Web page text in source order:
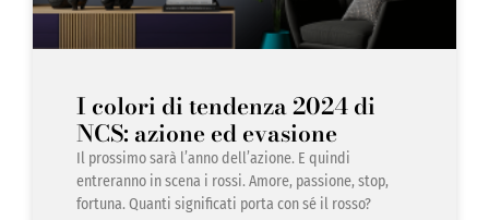
I colori di tendenza 2024 di
NCS: azione ed evasione
Il prossimo sarà l’anno dell’azione. E quindi
entreranno in scena i rossi. Amore, passione, stop,
fortuna. Quanti significati porta con sé il rosso?